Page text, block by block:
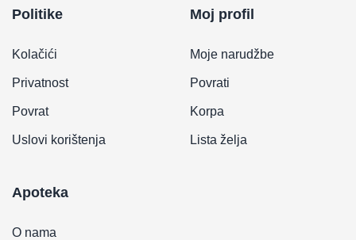
Politike
Kolačići
Privatnost
Povrat
Uslovi korištenja
Moj profil
Moje narudžbe
Povrati
Korpa
Lista želja
Apoteka
O nama